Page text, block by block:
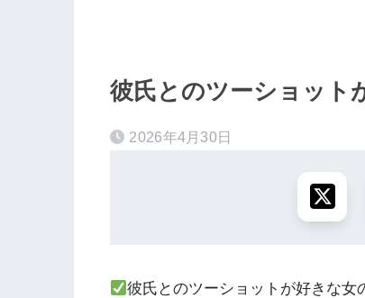
彼氏とのツーショット
2026年4月30日
彼氏とのツーショットが好きな女